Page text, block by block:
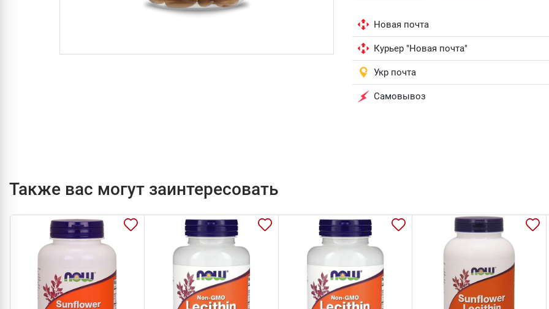
Новая почта
Курьер "Новая почта"
Укр почта
Самовывоз
Также вас могут заинтересовать